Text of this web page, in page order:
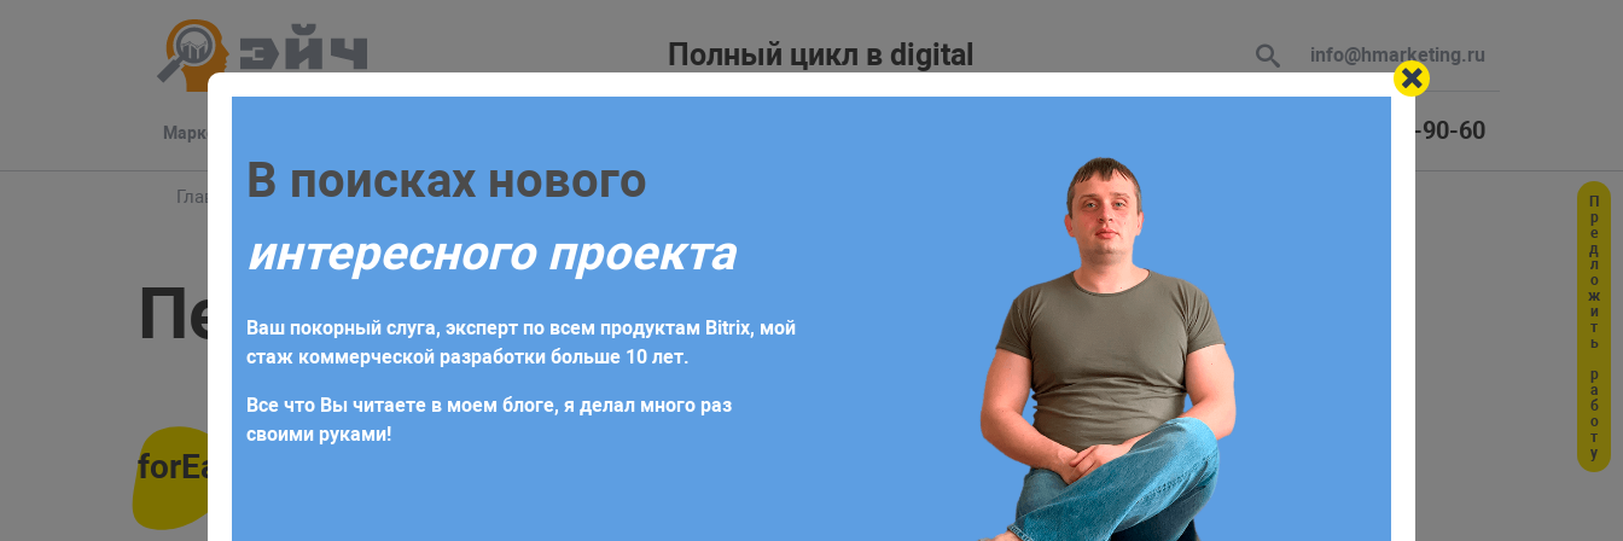
Полный цикл в digital info@hmarketing.ru
Маркетинг +7 (925) 464-90-60
Главная Блог JavaScript Перебор массивов
Перебор массивов
forEach ()
Заполните форму
Для начала сотрудничества необходимо заполнить заявку или заказать обратный звонок. В ответ
получите коммерческое предложение, которое будет содержать индивидуальную стратегию с учетом
требований и поставленных задач
Предложить работу
В поисках нового
интересного проекта
Ваш покорный слуга, эксперт по всем продуктам Bitrix, мой
стаж коммерческой разработки больше 10 лет.
Все что Вы читаете в моем блоге, я делал много раз
своими руками!